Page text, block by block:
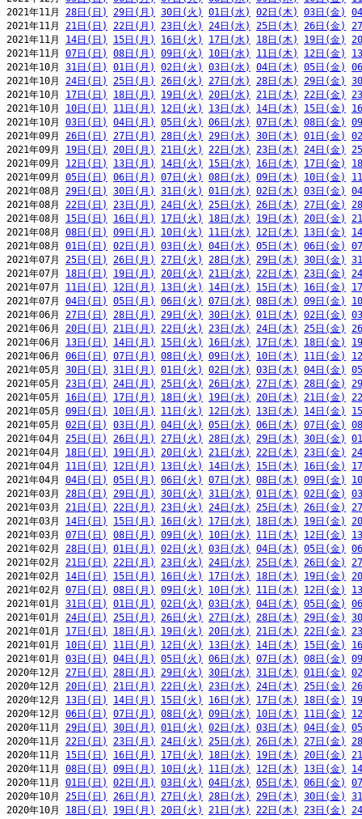
2021年11月 28日(日) 29日(月) 30日(火) 01日(水) 02日(木) 03日(金)
2021年11月 21日(日) 22日(月) 23日(火) 24日(水) 25日(木) 26日(金)
2021年11月 14日(日) 15日(月) 16日(火) 17日(水) 18日(木) 19日(金)
2021年11月 07日(日) 08日(月) 09日(火) 10日(水) 11日(木) 12日(金)
2021年10月 31日(日) 01日(月) 02日(火) 03日(水) 04日(木) 05日(金)
2021年10月 24日(日) 25日(月) 26日(火) 27日(水) 28日(木) 29日(金)
2021年10月 17日(日) 18日(月) 19日(火) 20日(水) 21日(木) 22日(金)
2021年10月 10日(日) 11日(月) 12日(火) 13日(水) 14日(木) 15日(金)
2021年10月 03日(日) 04日(月) 05日(火) 06日(水) 07日(木) 08日(金)
2021年09月 26日(日) 27日(月) 28日(火) 29日(水) 30日(木) 01日(金)
2021年09月 19日(日) 20日(月) 21日(火) 22日(水) 23日(木) 24日(金)
2021年09月 12日(日) 13日(月) 14日(火) 15日(水) 16日(木) 17日(金)
2021年09月 05日(日) 06日(月) 07日(火) 08日(水) 09日(木) 10日(金)
2021年08月 29日(日) 30日(月) 31日(火) 01日(水) 02日(木) 03日(金)
2021年08月 22日(日) 23日(月) 24日(火) 25日(水) 26日(木) 27日(金)
2021年08月 15日(日) 16日(月) 17日(火) 18日(水) 19日(木) 20日(金)
2021年08月 08日(日) 09日(月) 10日(火) 11日(水) 12日(木) 13日(金)
2021年08月 01日(日) 02日(月) 03日(火) 04日(水) 05日(木) 06日(金)
2021年07月 25日(日) 26日(月) 27日(火) 28日(水) 29日(木) 30日(金)
2021年07月 18日(日) 19日(月) 20日(火) 21日(水) 22日(木) 23日(金)
2021年07月 11日(日) 12日(月) 13日(火) 14日(水) 15日(木) 16日(金)
2021年07月 04日(日) 05日(月) 06日(火) 07日(水) 08日(木) 09日(金)
2021年06月 27日(日) 28日(月) 29日(火) 30日(水) 01日(木) 02日(金)
2021年06月 20日(日) 21日(月) 22日(火) 23日(水) 24日(木) 25日(金)
2021年06月 13日(日) 14日(月) 15日(火) 16日(水) 17日(木) 18日(金)
2021年06月 06日(日) 07日(月) 08日(火) 09日(水) 10日(木) 11日(金)
2021年05月 30日(日) 31日(月) 01日(火) 02日(水) 03日(木) 04日(金)
2021年05月 23日(日) 24日(月) 25日(火) 26日(水) 27日(木) 28日(金)
2021年05月 16日(日) 17日(月) 18日(火) 19日(水) 20日(木) 21日(金)
2021年05月 09日(日) 10日(月) 11日(火) 12日(水) 13日(木) 14日(金)
2021年05月 02日(日) 03日(月) 04日(火) 05日(水) 06日(木) 07日(金)
2021年04月 25日(日) 26日(月) 27日(火) 28日(水) 29日(木) 30日(金)
2021年04月 18日(日) 19日(月) 20日(火) 21日(水) 22日(木) 23日(金)
2021年04月 11日(日) 12日(月) 13日(火) 14日(水) 15日(木) 16日(金)
2021年04月 04日(日) 05日(月) 06日(火) 07日(水) 08日(木) 09日(金)
2021年03月 28日(日) 29日(月) 30日(火) 31日(水) 01日(木) 02日(金)
2021年03月 21日(日) 22日(月) 23日(火) 24日(水) 25日(木) 26日(金)
2021年03月 14日(日) 15日(月) 16日(火) 17日(水) 18日(木) 19日(金)
2021年03月 07日(日) 08日(月) 09日(火) 10日(水) 11日(木) 12日(金)
2021年02月 28日(日) 01日(月) 02日(火) 03日(水) 04日(木) 05日(金)
2021年02月 21日(日) 22日(月) 23日(火) 24日(水) 25日(木) 26日(金)
2021年02月 14日(日) 15日(月) 16日(火) 17日(水) 18日(木) 19日(金)
2021年02月 07日(日) 08日(月) 09日(火) 10日(水) 11日(木) 12日(金)
2021年01月 31日(日) 01日(月) 02日(火) 03日(水) 04日(木) 05日(金)
2021年01月 24日(日) 25日(月) 26日(火) 27日(水) 28日(木) 29日(金)
2021年01月 17日(日) 18日(月) 19日(火) 20日(水) 21日(木) 22日(金)
2021年01月 10日(日) 11日(月) 12日(火) 13日(水) 14日(木) 15日(金)
2021年01月 03日(日) 04日(月) 05日(火) 06日(水) 07日(木) 08日(金)
2020年12月 27日(日) 28日(月) 29日(火) 30日(水) 31日(木) 01日(金)
2020年12月 20日(日) 21日(月) 22日(火) 23日(水) 24日(木) 25日(金)
2020年12月 13日(日) 14日(月) 15日(火) 16日(水) 17日(木) 18日(金)
2020年12月 06日(日) 07日(月) 08日(火) 09日(水) 10日(木) 11日(金)
2020年11月 29日(日) 30日(月) 01日(火) 02日(水) 03日(木) 04日(金)
2020年11月 22日(日) 23日(月) 24日(火) 25日(水) 26日(木) 27日(金)
2020年11月 15日(日) 16日(月) 17日(火) 18日(水) 19日(木) 20日(金)
2020年11月 08日(日) 09日(月) 10日(火) 11日(水) 12日(木) 13日(金)
2020年11月 01日(日) 02日(月) 03日(火) 04日(水) 05日(木) 06日(金)
2020年10月 25日(日) 26日(月) 27日(火) 28日(水) 29日(木) 30日(金)
2020年10月 18日(日) 19日(月) 20日(火) 21日(水) 22日(木) 23日(金)